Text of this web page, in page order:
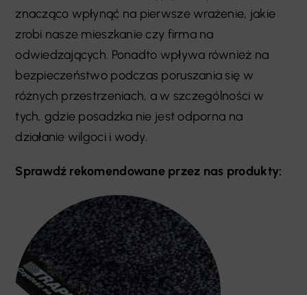
znacząco wpłynąć na pierwsze wrażenie, jakie
zrobi nasze mieszkanie czy firma na
odwiedzających. Ponadto wpływa również na
bezpieczeństwo podczas poruszania się w
różnych przestrzeniach, a w szczególności w
tych, gdzie posadzka nie jest odporna na
działanie wilgoci i wody.
Sprawdź rekomendowane przez nas produkty: